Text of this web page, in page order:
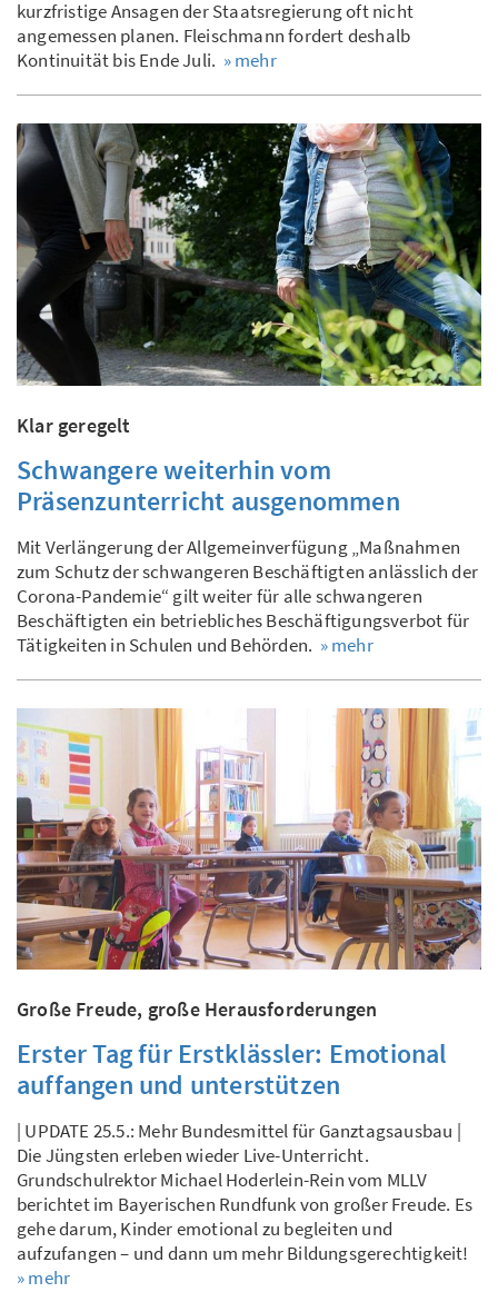
kurzfristige Ansagen der Staatsregierung oft nicht
angemessen planen. Fleischmann fordert deshalb
Kontinuität bis Ende Juli. » mehr
Klar geregelt
Schwangere weiterhin vom
Präsenzunterricht ausgenommen
Mit Verlängerung der Allgemeinverfügung „Maßnahmen
zum Schutz der schwangeren Beschäftigten anlässlich der
Corona-Pandemie“ gilt weiter für alle schwangeren
Beschäftigten ein betriebliches Beschäftigungsverbot für
Tätigkeiten in Schulen und Behörden. » mehr
Große Freude, große Herausforderungen
Erster Tag für Erstklässler: Emotional
auffangen und unterstützen
| UPDATE 25.5.: Mehr Bundesmittel für Ganztagsausbau |
Die Jüngsten erleben wieder Live-Unterricht.
Grundschulrektor Michael Hoderlein-Rein vom MLLV
berichtet im Bayerischen Rundfunk von großer Freude. Es
gehe darum, Kinder emotional zu begleiten und
aufzufangen – und dann um mehr Bildungsgerechtigkeit!
» mehr